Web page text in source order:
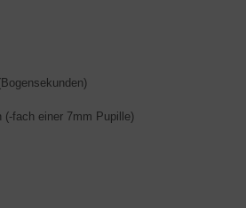
(-fach einer 7mm Pupille)